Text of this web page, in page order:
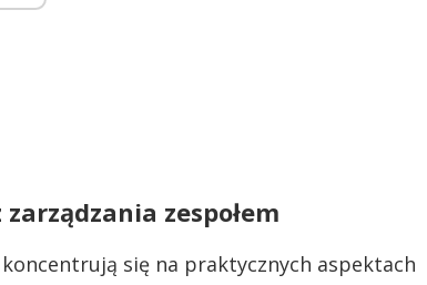
zespołem
się na praktycznych aspektach